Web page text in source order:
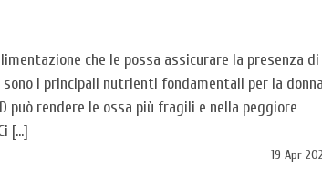
che le possa assicurare la presenza di
i principali nutrienti fondamentali per la donna
può rendere le ossa più fragili e nella peggiore
[…]
19 Apr